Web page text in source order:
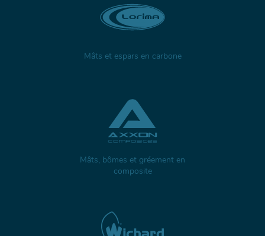
Mâts et espars en carbone
Mâts, bômes et gréement en
composite